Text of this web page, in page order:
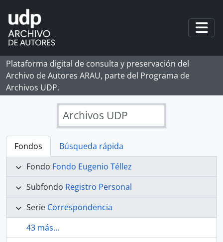
Skip to main content
Plataforma digital de consulta y preservación del
Archivo de Autores ARAU, parte del Programa de
Archivos UDP.
Archivos UDP
Fondos
Búsqueda rápida
Fondo Fondo Eugenio Téllez
Subfondo Registro Personal
Serie Correspondencia
43 más...